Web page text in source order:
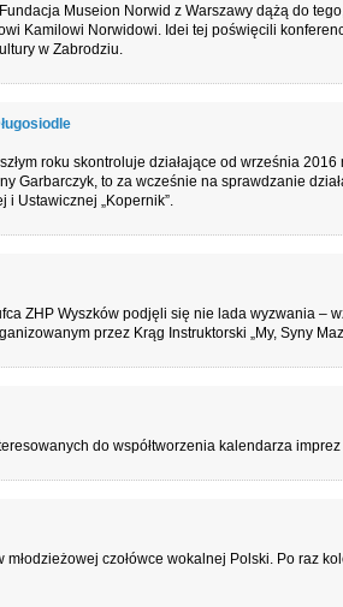
Museion Norwid z Warszawy dążą do
Kamilowi Norwidowi. Idei tej poświęcili
w Zabrodziu.
roku skontroluje działające od września 2016
Garbarczyk, to za wcześnie na sprawdzanie
i Ustawicznej „Kopernik”.
ZHP Wyszków podjęli się nie lada wyzwania –
przez Krąg Instruktorski „My, Syny
do współtworzenia kalendarza
czołówce wokalnej Polski. Po raz